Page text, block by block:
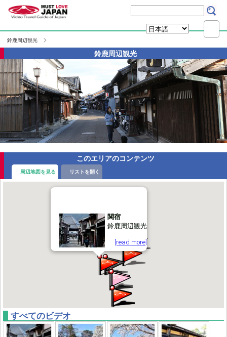
鈴鹿周辺観光
鈴鹿周辺観光
このエリアのコンテンツ
周辺地図を見る リストを開く
関宿
鈴鹿周辺観光
[read more]
すべてのビデオ